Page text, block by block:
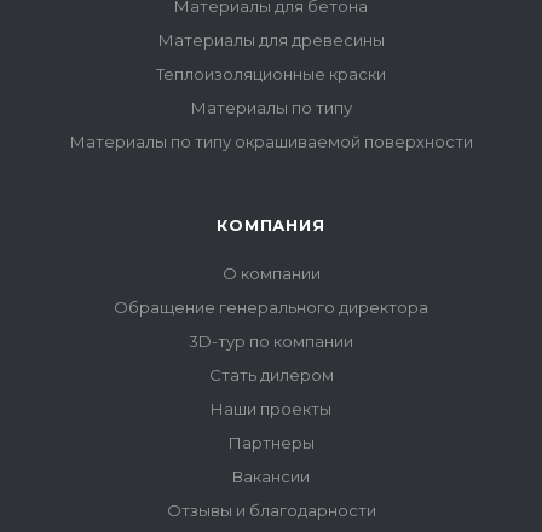
Материалы для бетона
Материалы для древесины
Теплоизоляционные краски
Материалы по типу
Материалы по типу окрашиваемой поверхности
КОМПАНИЯ
О компании
Обращение генерального директора
3D-тур по компании
Стать дилером
Наши проекты
Партнеры
Вакансии
Отзывы и благодарности